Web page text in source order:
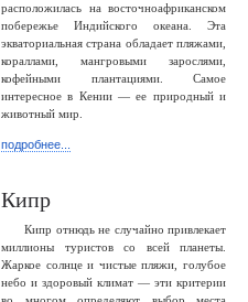
расположилась на восточноафриканском
побережье Индийского океана. Эта
экваториальная страна обладает пляжами,
кораллами, мангровыми зарослями,
кофейными плантациями. Самое
интересное в Кении — ее природный и
животный мир.
подробнее...
Кипр
Кипр отнюдь не случайно привлекает
миллионы туристов со всей планеты.
Жаркое солнце и чистые пляжи, голубое
небо и здоровый климат — эти критерии